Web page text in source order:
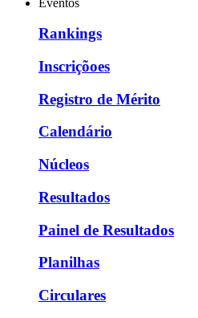
Rankings
Inscriçõoes
Registro de Mérito
Calendário
Núcleos
Resultados
Painel de Resultados
Planilhas
Circulares